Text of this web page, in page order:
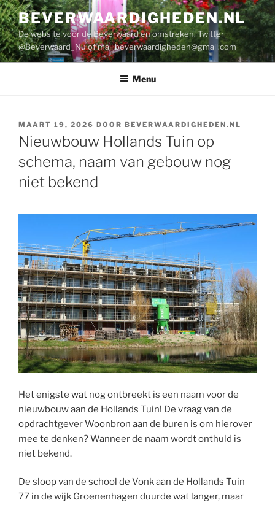
Ga
naar
de
inhoud
BEVERWAARDIGHEDEN.NL
De website voor de Beverwaard en omstreken. Twitter
@Beverwaard_Nu of mailbeverwaardigheden@gmail.com
Menu
GEPLAATST
OP
MAART 19, 2026 DOOR BEVERWAARDIGHEDEN.NL
Nieuwbouw Hollands Tuin op
schema, naam van gebouw nog
niet bekend
Het enigste wat nog ontbreekt is een naam voor de
nieuwbouw aan de Hollands Tuin! De vraag van de
opdrachtgever Woonbron aan de buren is om hierover
mee te denken? Wanneer de naam wordt onthuld is
niet bekend.
De sloop van de school de Vonk aan de Hollands Tuin
77 in de wijk Groenenhagen duurde wat langer, maar